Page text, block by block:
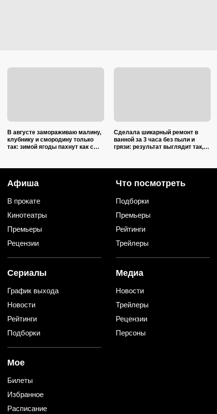
В августе замораживаю малину,
клубнику и смородину только
так: зимой ягоды пахнут как с
Сделала шикарный ремонт в
ванной за 3 часа без пыли и
грязи: результат выглядит так,
Афиша
В прокате
Кинотеатры
Премьеры
Рецензии
Что посмотреть
Подборки
Премьеры
Рейтинги
Трейлеры
Сериалы
График выхода
Новости
Рейтинги
Подборки
Медиа
Новости
Трейлеры
Рецензии
Персоны
Мое
Билеты
Избранное
Расписание